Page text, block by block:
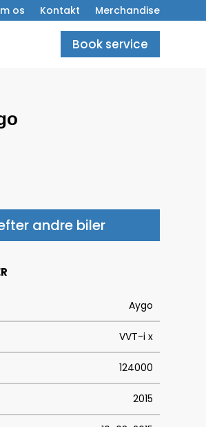
os Kontakt Merchandise
Book service
andre biler
Aygo
VVT-i x
124000
2015